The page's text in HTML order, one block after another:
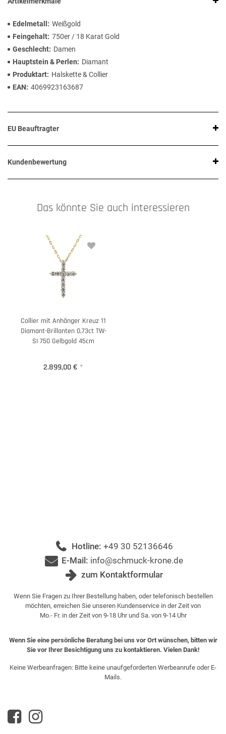
Edelmetall
Weißgold
Feingehalt 750er / 18 Karat Gold
Geschlecht
Damen
Hauptstein & Perlen
Diamant
Produktart
Halskette & Collier
EAN
4069923163687
EU Beauftragter
Kundenbewertung
Das könnte Sie auch interessieren
Collier mit Anhänger Kreuz 11
Diamant-Brillanten 0,73ct TW-
SI 750 Gelbgold 45cm
2.899,00 € *
Hotline: +49 30 52136646
E-Mail: info@schmuck-krone.de
zum Kontaktformular
Wenn Sie Fragen zu Ihrer Bestellung haben, oder telefonisch bestellen
möchten, erreichen Sie unseren Kundenservice in der Zeit von
Mo.- Fr. in der Zeit von 9-18 Uhr und Sa. von 9-14 Uhr
Wenn Sie eine persönliche Beratung bei uns vor Ort wünschen, bitten wir
Sie vor Ihrer Besichtigung uns zu kontaktieren. Vielen Dank!
Keine Werbeanfragen: Bitte keine unaufgeforderten Werbeanrufe oder E-
Mails.